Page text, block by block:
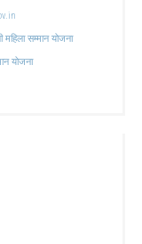
महिला सम्मान योजना
योजना